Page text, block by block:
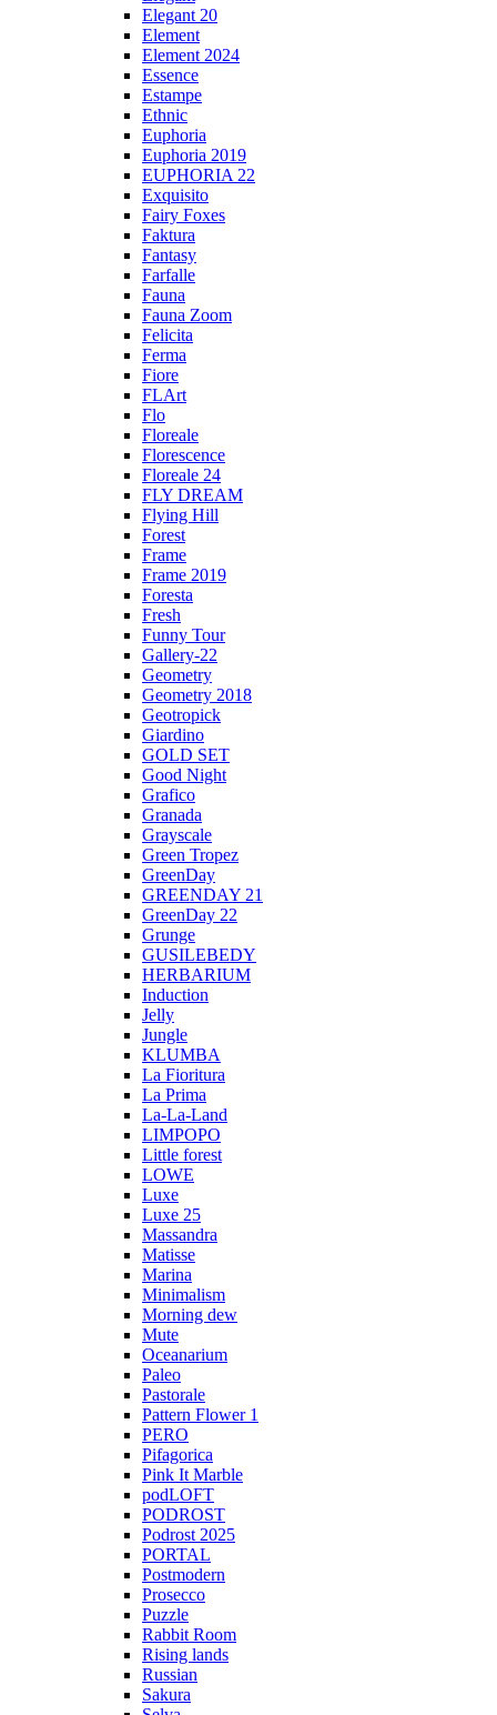
Elegant 20
Element
Element 2024
Essence
Estampe
Ethnic
Euphoria
Euphoria 2019
EUPHORIA 22
Exquisito
Fairy Foxes
Faktura
Fantasy
Farfalle
Fauna
Fauna Zoom
Felicita
Ferma
Fiore
FLArt
Flo
Floreale
Florescence
Floreale 24
FLY DREAM
Flying Hill
Forest
Frame
Frame 2019
Foresta
Fresh
Funny Tour
Gallery-22
Geometry
Geometry 2018
Geotropick
Giardino
GOLD SET
Good Night
Grafico
Granada
Grayscale
Green Tropez
GreenDay
GREENDAY 21
GreenDay 22
Grunge
GUSILEBEDY
HERBARIUM
Induction
Jelly
Jungle
KLUMBA
La Fioritura
La Prima
La-La-Land
LIMPOPO
Little forest
LOWE
Luxe
Luxe 25
Massandra
Matisse
Marina
Minimalism
Morning dew
Mute
Oceanarium
Paleo
Pastorale
Pattern Flower 1
PERO
Pifagorica
Pink It Marble
podLOFT
PODROST
Podrost 2025
PORTAL
Postmodern
Prosecco
Puzzle
Rabbit Room
Rising lands
Russian
Sakura